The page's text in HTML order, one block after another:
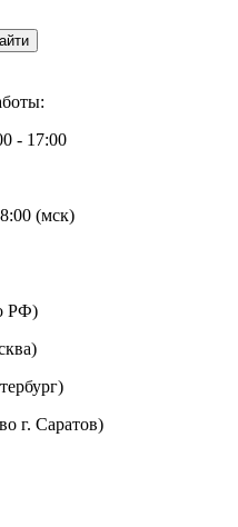
- 17:00
(мск)
РФ)
г. Саратов)